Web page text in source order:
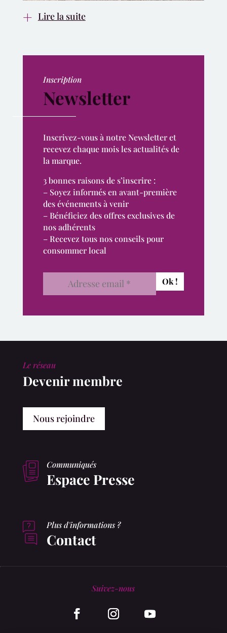
Lire la suite
Inscription
Newsletter
Inscrivez-vous à notre Newsletter et
recevez chaque mois les actualités de
la marque.
3 bonnes raisons de s’inscrire :
– Soyez informés en avant-première
des événements à venir
– Bénéficiez des offres exclusives de
nos adhérents
– Recevez tous nos conseils pour
consommer local
Le réseau
Devenir membre
Nous rejoindre
Communiqués
Espace Presse
Plus d'informations ?
Contact
Suivez-nous